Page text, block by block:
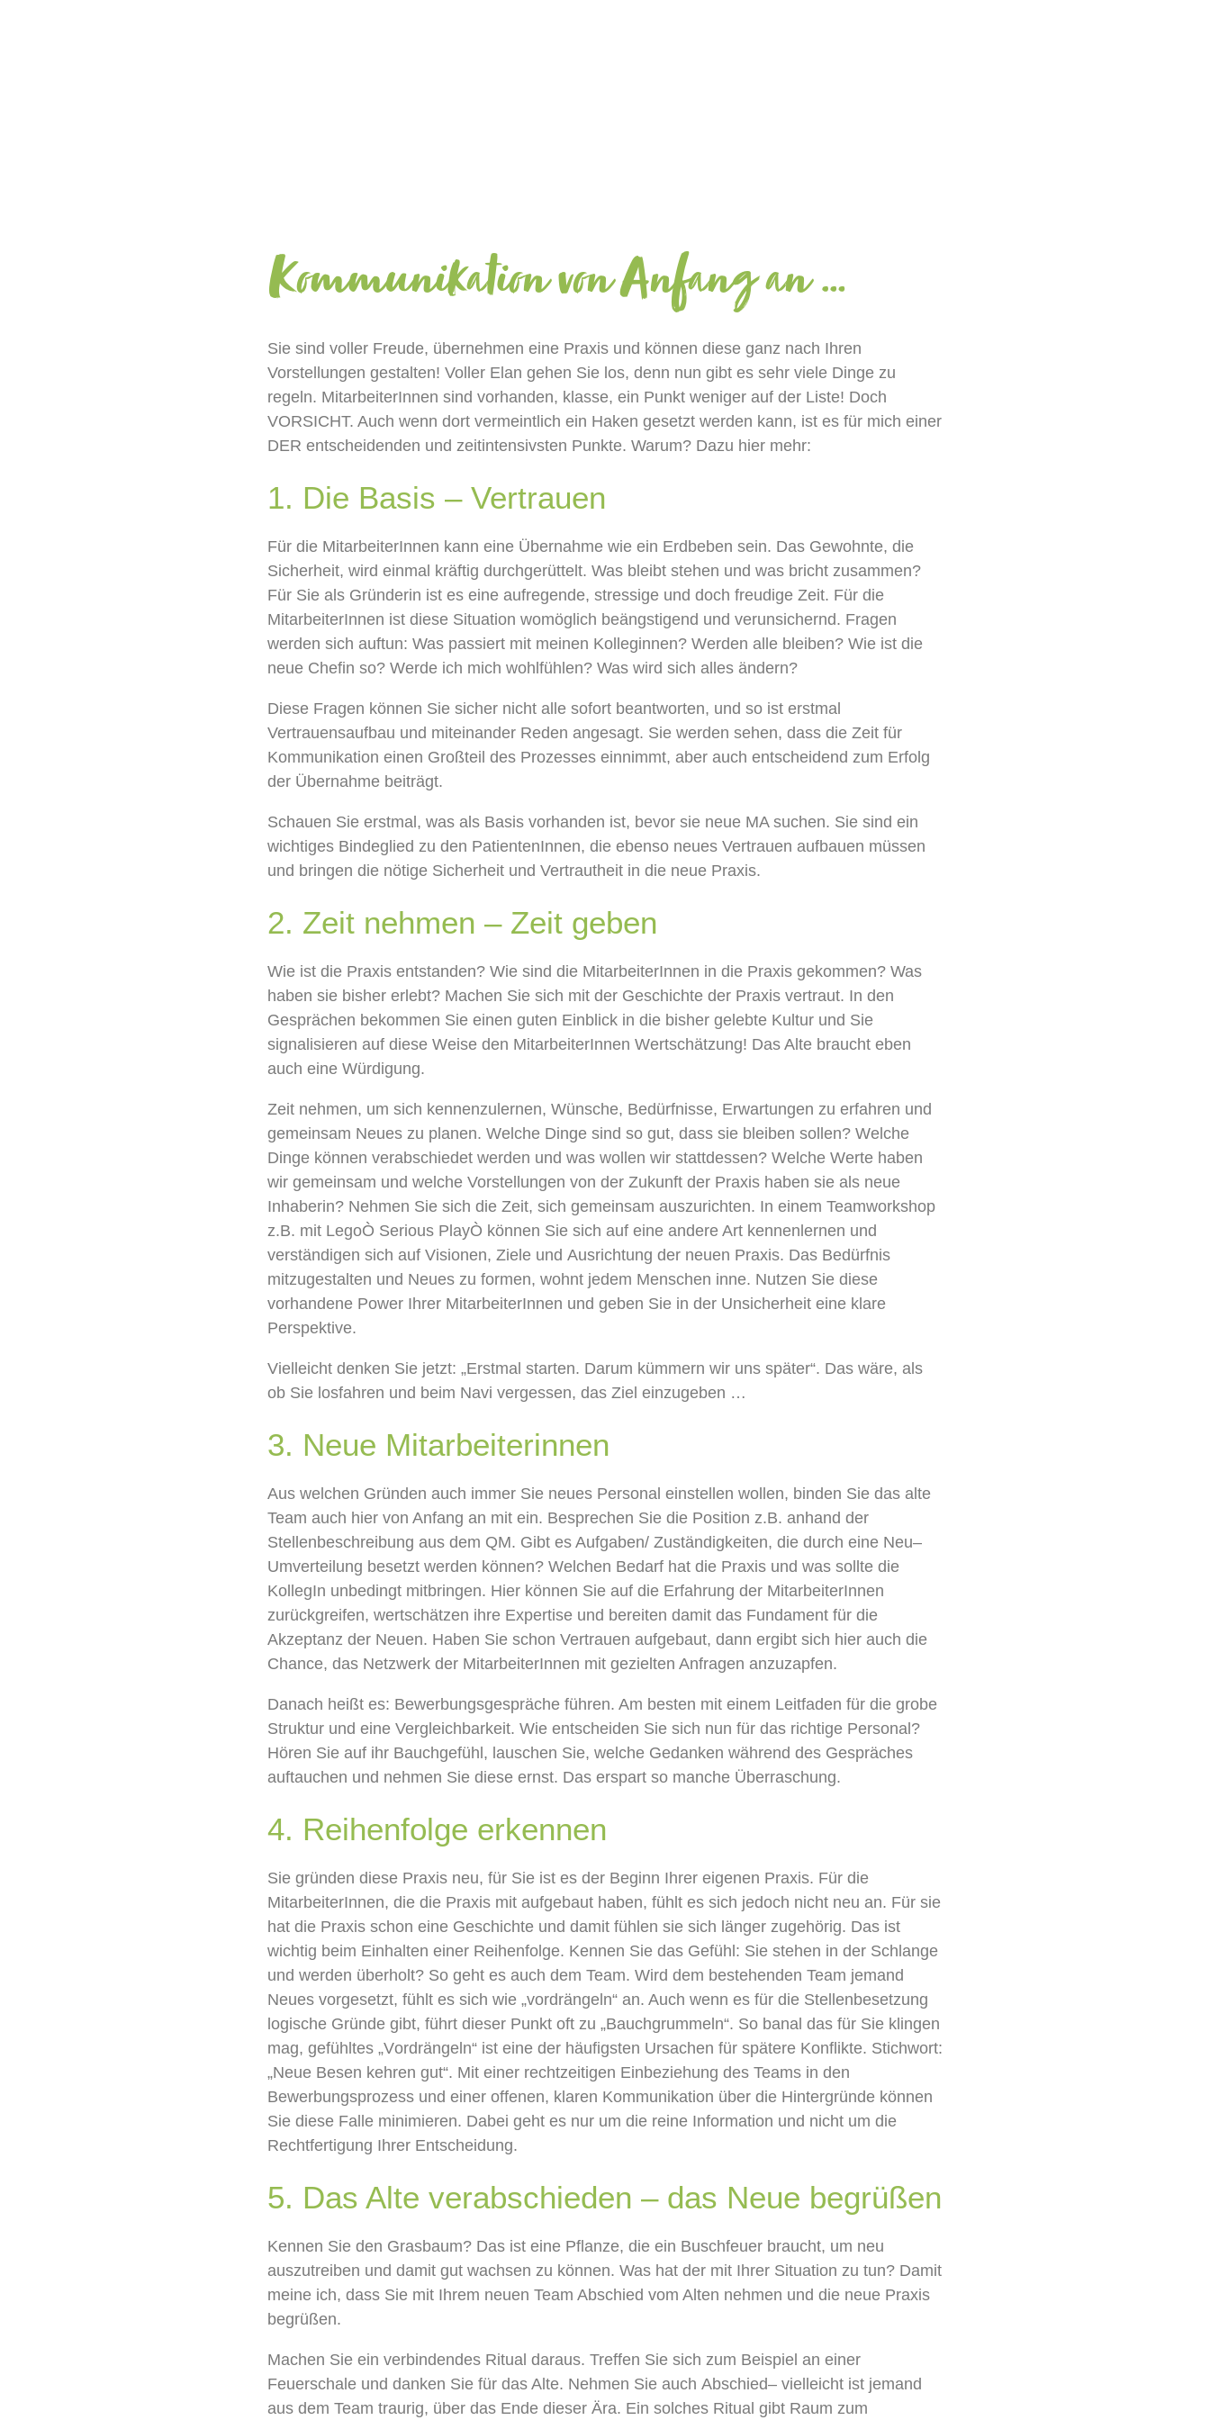
Kommunikation von Anfang an …
Sie sind vol er Freude, übernehmen eine Praxis und können diese ganz nach Ihren
Vorstellungen gestalten! Voller Elan gehen Sie los, denn nun gibt es sehr viele Dinge zu
regeln. MitarbeiterInnen sind vorhanden, klasse, ein Punkt weniger auf der Liste! Doch
VORSICHT. Auch wenn dort vermeintlich ein Haken gesetzt werden kann, ist es für mich einer
DER entscheidenden und zeitintensivsten Punkte. Warum? Dazu hier mehr:
1. Die Basis – Vertrauen
Für die MitarbeiterInnen kann eine Übernahme wie ein Erdbeben sein. Das Gewohnte, die
Sicherheit, wird einmal kräftig durchgerüttelt. Was bleibt stehen und was bricht zusammen?
Für Sie als Gründerin ist es eine aufregende, stressige und doch freudige Zeit. Für die
MitarbeiterInnen ist diese Situation womöglich beängstigend und verunsichernd. Fragen
werden sich auftun: Was passiert mit meinen Kolleginnen? Werden alle bleiben? Wie ist die
neue Chefin so? Werde ich mich wohlfühlen? Was wird sich alles ändern?
Diese Fragen können Sie sicher nicht alle sofort beantworten, und so ist erstmal
Vertrauensaufbau und miteinander Reden angesagt. Sie werden sehen, dass die Zeit für
Kommunikation einen Großteil des Prozesses einnimmt, aber auch entscheidend zum Erfolg
der Übernahme beiträgt.
Schauen Sie erstmal , was als Basis vorhanden ist, bevor sie neue MA suchen. Sie sind ein
wichtiges Bindeglied zu den PatientenInnen, die ebenso neues Vertrauen aufbauen müssen
und bringen die nötige Sicherheit und Vertrautheit in die neue Praxis.
2. Zeit nehmen – Zeit geben
Wie ist die Praxis entstanden? Wie sind die MitarbeiterInnen in die Praxis gekommen? Was
haben sie bisher erlebt? Machen Sie sich mit der Geschichte der Praxis vertraut. In den
Gesprächen bekommen Sie einen guten Einblick in die bisher gelebte Kultur und Sie
signalisieren auf diese Weise den MitarbeiterInnen Wertschätzung! Das Alte braucht eben
auch eine Würdigung.
Zeit nehmen, um sich kennenzulernen, Wünsche, Bedürfnisse, Erwartungen zu erfahren und
gemeinsam Neues zu planen. Welche Dinge sind so gut, dass sie bleiben sollen? Welche
Dinge können verabschiedet werden und was wollen wir stattdessen? Welche Werte haben
wir gemeinsam und welche Vorstellungen von der Zukunft der Praxis haben sie als neue
Inhaberin? Nehmen Sie sich die Zeit, sich gemeinsam auszurichten. In einem Teamworkshop
z.B. mit LegoÒ Serious PlayÒ können Sie sich auf eine andere Art kennenlernen und
verständigen sich auf Visionen, Ziele und Ausrichtung der neuen Praxis. Das Bedürfnis
mitzugestalten und Neues zu formen, wohnt jedem Menschen inne. Nutzen Sie diese
vorhandene Power Ihrer MitarbeiterInnen und geben Sie in der Unsicherheit eine klare
Perspektive.
Vielleicht denken Sie jetzt: „Erstmal starten. Darum kümmern wir uns später“. Das wäre, als
ob Sie losfahren und beim Navi vergessen, das Ziel einzugeben …
3. Neue Mitarbeiterinnen
Aus welchen Gründen auch immer Sie neues Personal einstellen wollen, binden Sie das alte
Team auch hier von Anfang an mit ein. Besprechen Sie die Position z.B. anhand der
Stellenbeschreibung aus dem QM. Gibt es Aufgaben/ Zuständigkeiten, die durch eine Neu–
Umverteilung besetzt werden können? Welchen Bedarf hat die Praxis und was sollte die
KollegIn unbedingt mitbringen. Hier können Sie auf die Erfahrung der MitarbeiterInnen
zurückgreifen, wertschätzen ihre Expertise und bereiten damit das Fundament für die
Akzeptanz der Neuen. Haben Sie schon Vertrauen aufgebaut, dann ergibt sich hier auch die
Chance, das Netzwerk der MitarbeiterInnen mit gezielten Anfragen anzuzapfen.
Danach heißt es: Bewerbungsgespräche führen. Am besten mit einem Leitfaden für die grobe
Struktur und eine Vergleichbarkeit. Wie entscheiden Sie sich nun für das richtige Personal?
Hören Sie auf ihr Bauchgefühl , lauschen Sie, welche Gedanken während des Gespräches
auftauchen und nehmen Sie diese ernst. Das erspart so manche Überraschung.
4. Reihenfolge erkennen
Sie gründen diese Praxis neu, für Sie ist es der Beginn Ihrer eigenen Praxis. Für die
MitarbeiterInnen, die die Praxis mit aufgebaut haben, fühlt es sich jedoch nicht neu an. Für sie
hat die Praxis schon eine Geschichte und damit fühlen sie sich länger zugehörig. Das ist
wichtig beim Einhalten einer Reihenfolge. Kennen Sie das Gefühl : Sie stehen in der Schlange
und werden überholt? So geht es auch dem Team. Wird dem bestehenden Team jemand
Neues vorgesetzt, fühlt es sich wie „vordrängeln“ an. Auch wenn es für die Stellenbesetzung
logische Gründe gibt, führt dieser Punkt oft zu „Bauchgrummeln“. So banal das für Sie klingen
mag, gefühltes „Vordrängeln“ ist eine der häufigsten Ursachen für spätere Konflikte. Stichwort:
„Neue Besen kehren gut“. Mit einer rechtzeitigen Einbeziehung des Teams in den
Bewerbungsprozess und einer offenen, klaren Kommunikation über die Hintergründe können
Sie diese Falle minimieren. Dabei geht es nur um die reine Information und nicht um die
Rechtfertigung Ihrer Entscheidung.
5. Das Alte verabschieden – das Neue begrüßen
Kennen Sie den Grasbaum? Das ist eine Pflanze, die ein Buschfeuer braucht, um neu
auszutreiben und damit gut wachsen zu können. Was hat der mit Ihrer Situation zu tun? Damit
meine ich, dass Sie mit Ihrem neuen Team Abschied vom Alten nehmen und die neue Praxis
begrüßen.
Machen Sie ein verbindendes Ritual daraus. Treffen Sie sich zum Beispiel an einer
Feuerschale und danken Sie für das Alte. Nehmen Sie auch Abschied– vielleicht ist jemand
aus dem Team traurig, über das Ende dieser Ära. Ein solches Ritual gibt Raum zum